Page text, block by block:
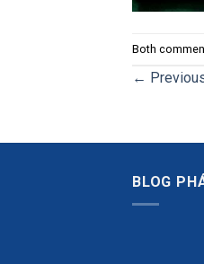
Both
←
BLOG